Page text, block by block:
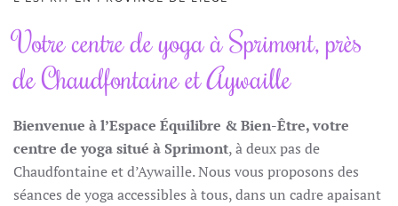
Votre centre de yoga à Sprimont, près
de Chaudfontaine et Aywaille
Bienvenue à l’Espace Équilibre & Bien-Être, votre
centre de yoga situé à Sprimont, à deux pas de
Chaudfontaine et d’Aywaille. Nous vous proposons des
séances de yoga accessibles à tous, dans un cadre apaisant